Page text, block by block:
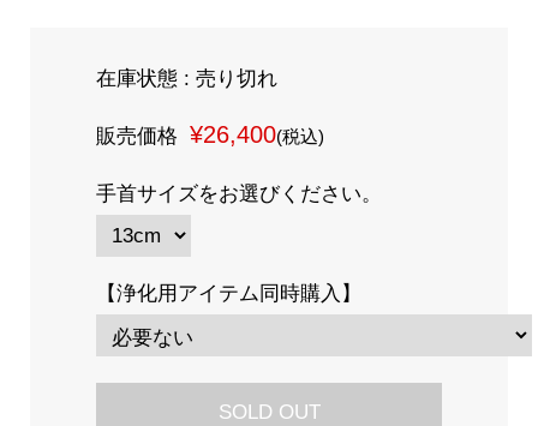
在庫状態 : 売り切れ
販売価格 ¥26,400(税込)
手首サイズをお選びください。
【浄化用アイテム同時購入】
SOLD OUT